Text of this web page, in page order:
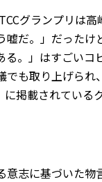
グランプリは
嘘だ。」だったけ
る。」はすごいコ
でも取り上げられ
に掲載されている
意志に基づいた